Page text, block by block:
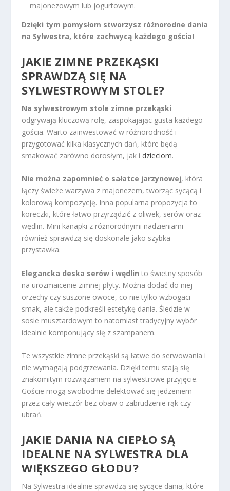
majonezowym lub jogurtowym.
Dzięki tym pomysłom stworzysz różnorodne dania
na Sylwestra, które zachwycą każdego gościa!
JAKIE ZIMNE PRZEKĄSKI
SPRAWDZĄ SIĘ NA
SYLWESTROWYM STOLE?
Na sylwestrowym stole zimne przekąski
odgrywają kluczową rolę, zaspokajając gusta każdego
gościa. Warto zainwestować w różnorodność i
przygotować kilka klasycznych dań, które będą
smakować zarówno dorosłym, jak i dzieciom.
Nie można zapomnieć o sałatce jarzynowej, która
łączy świeże warzywa z majonezem, tworząc sycącą i
kolorową kompozycję. Inna popularna propozycja to
koreczki, które łatwo przyrządzić z oliwek, serów oraz
wędlin. Mini kanapki z różnorodnymi nadzieniami
również sprawdzą się doskonale jako szybka
przystawka.
Elegancka deska serów i wędlin to świetny sposób
na urozmaicenie zimnej płyty. Można dodać do niej
orzechy czy suszone owoce, co nie tylko wzbogaci
smak, ale także podkreśli estetykę dania. Śledzie w
sosie musztardowym to natomiast tradycyjny wybór
idealnie komponujący się z szampanem.
Te wszystkie zimne przekąski są łatwe do serwowania i
nie wymagają podgrzewania. Dzięki temu stają się
znakomitym rozwiązaniem na sylwestrowe przyjęcie.
Goście mogą swobodnie delektować się jedzeniem
przez cały wieczór bez obaw o zabrudzenie rąk czy
ubrań.
JAKIE DANIA NA CIEPŁO SĄ
IDEALNE NA SYLWESTRA DLA
WIĘKSZEGO GŁODU?
Na Sylwestra idealnie sprawdzą się sycące dania, które